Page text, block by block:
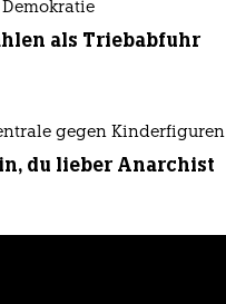
als Triebabfuhr
gegen Kinderfiguren
du lieber Anarchist